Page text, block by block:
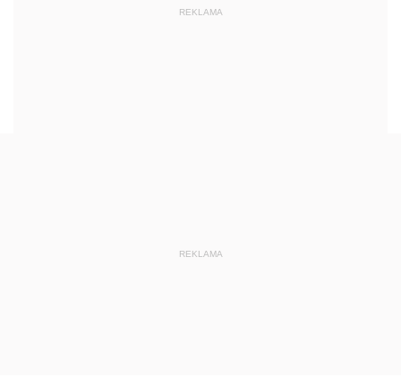
REKLAMA
REKLAMA